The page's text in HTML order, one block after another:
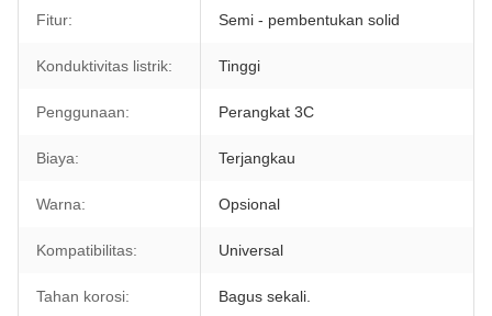
Fitur: Semi - pembentukan solid
Konduktivitas listrik: Tinggi
Penggunaan: Perangkat 3C
Biaya: Terjangkau
Warna: Opsional
Kompatibilitas: Universal
Tahan korosi: Bagus sekali.